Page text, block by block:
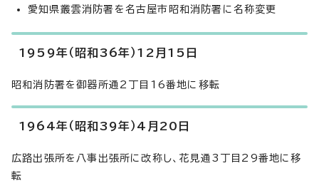
愛知県叢雲消防署を名古屋市昭和消防署に名称変更
1959年（昭和36年）12月15日
昭和消防署を御器所通2丁目16番地に移転
1964年（昭和39年）4月20日
広路出張所を八事出張所に改称し、花見通3丁目29番地に移
転